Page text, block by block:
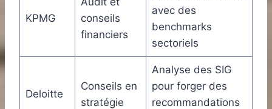
KPMG
conseils
financiers
avec des
benchmarks
sectoriels
Deloitte
Conseils en
stratégie
Analyse des SIG
pour forger des
recommandations